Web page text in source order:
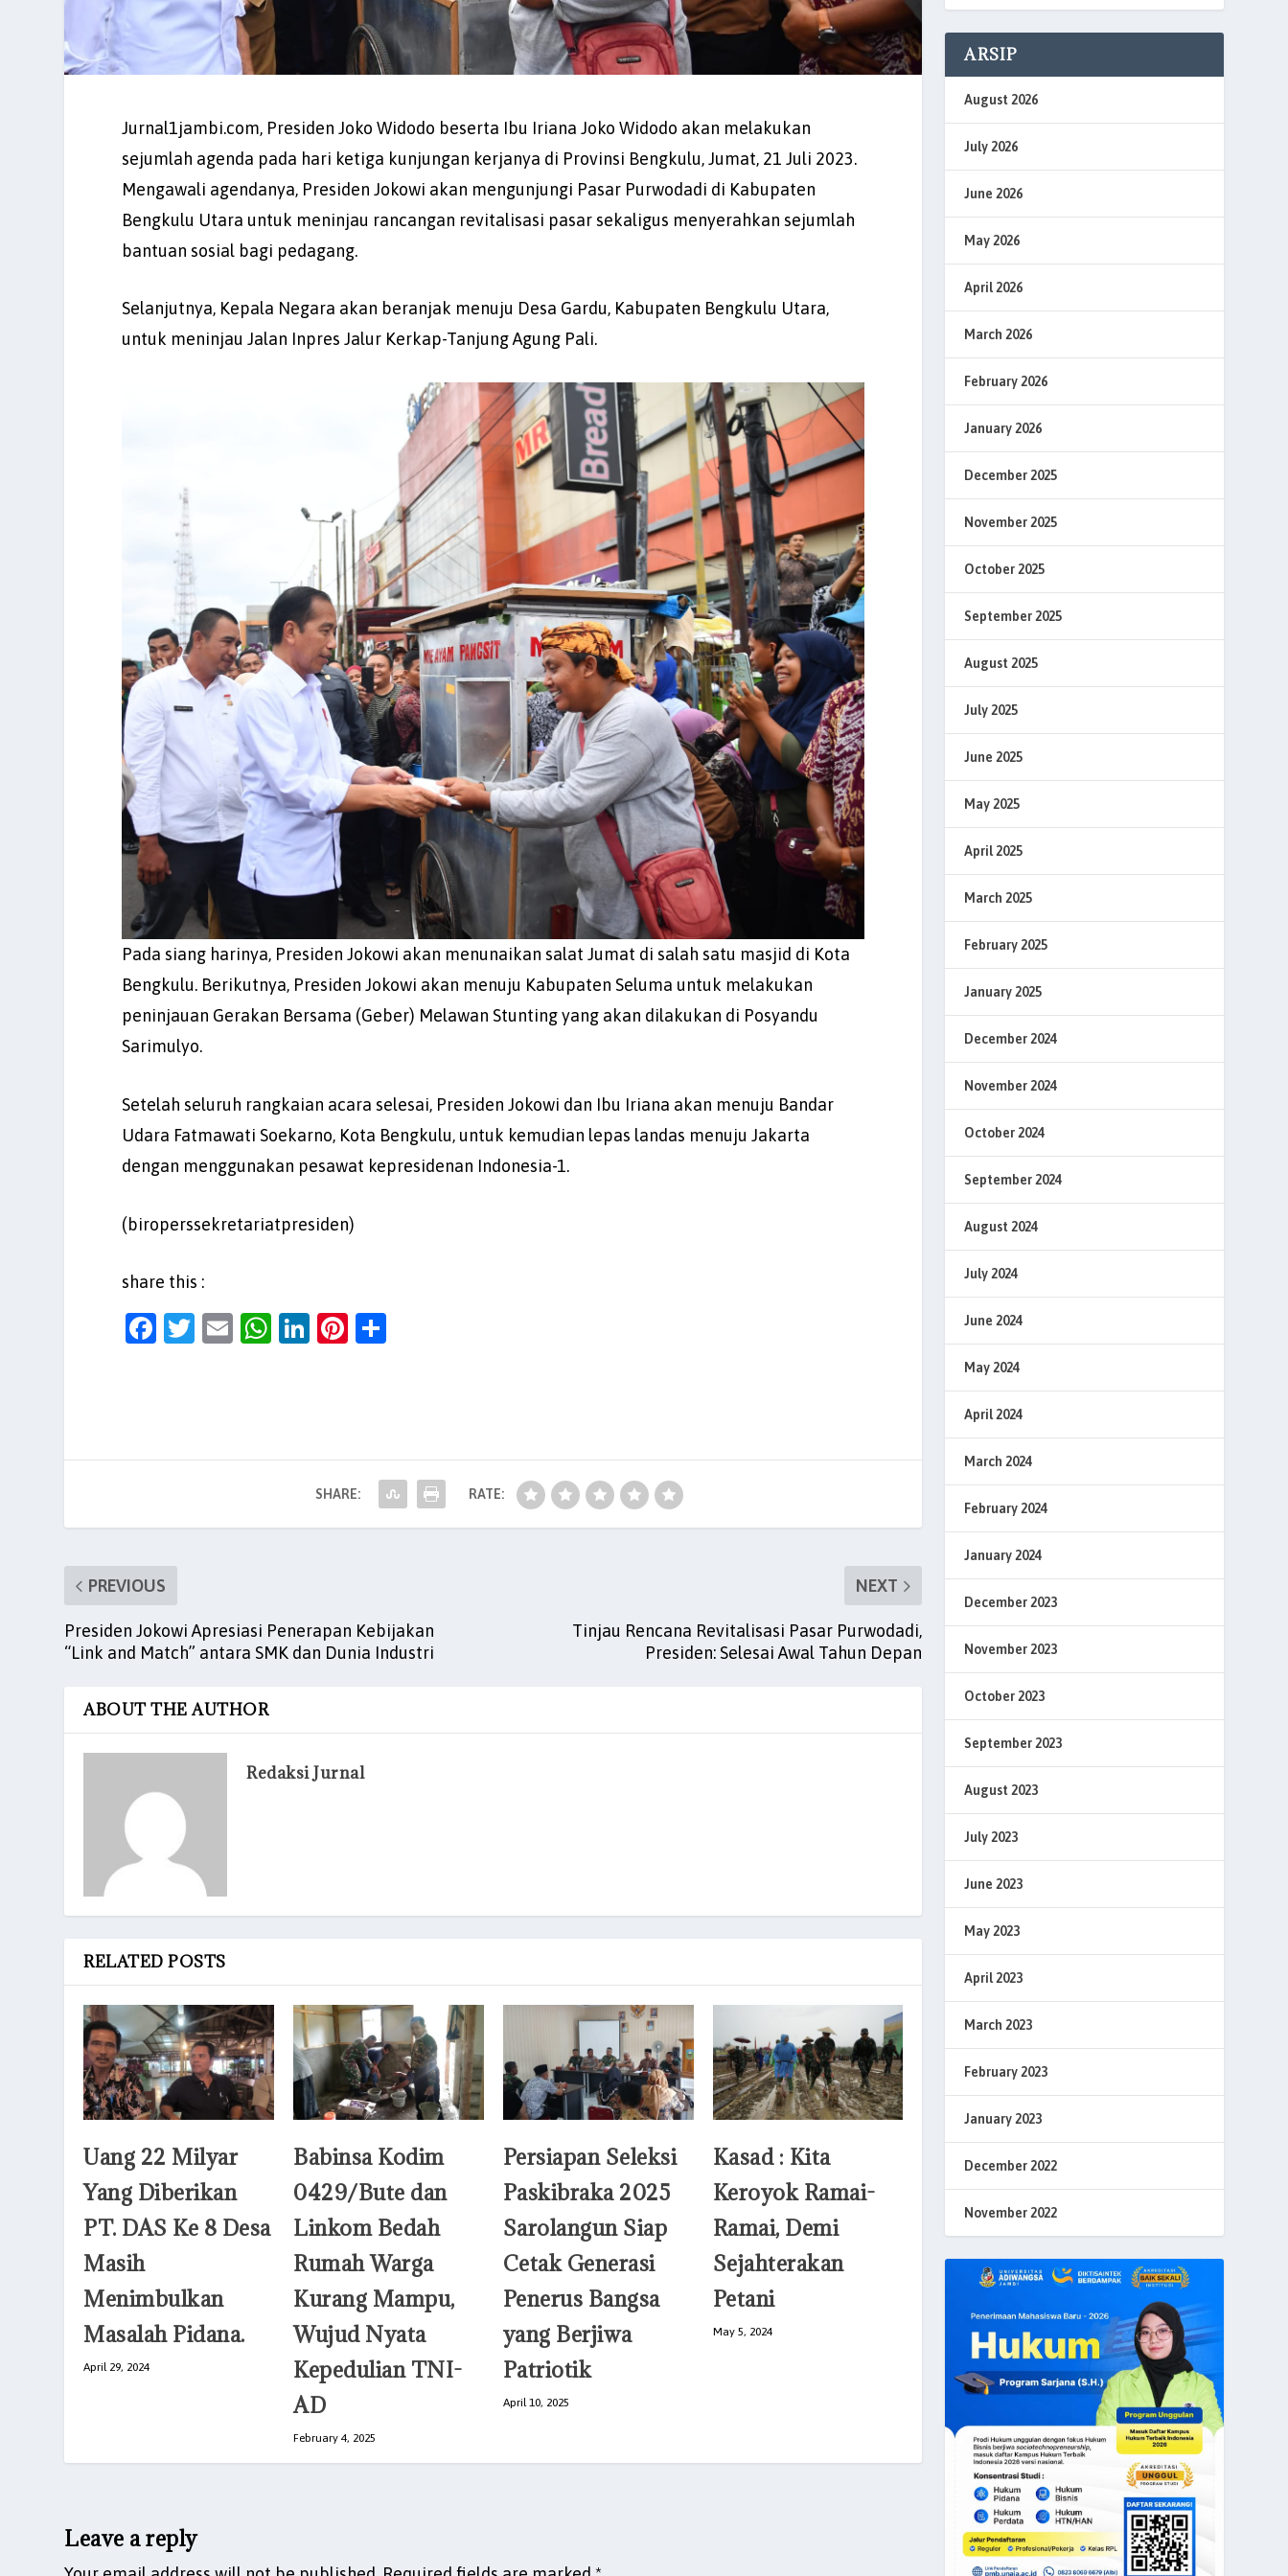
Jurnal1jambi.com, Presiden Joko Widodo beserta Ibu Iriana Joko Widodo akan melakukan
sejumlah agenda pada hari ketiga kunjungan kerjanya di Provinsi Bengkulu, Jumat, 21 Juli 2023.
Mengawali agendanya, Presiden Jokowi akan mengunjungi Pasar Purwodadi di Kabupaten
Bengkulu Utara untuk meninjau rancangan revitalisasi pasar sekaligus menyerahkan sejumlah
bantuan sosial bagi pedagang.
Selanjutnya, Kepala Negara akan beranjak menuju Desa Gardu, Kabupaten Bengkulu Utara,
untuk meninjau Jalan Inpres Jalur Kerkap-Tanjung Agung Pali.
Pada siang harinya, Presiden Jokowi akan menunaikan salat Jumat di salah satu masjid di Kota
Bengkulu. Berikutnya, Presiden Jokowi akan menuju Kabupaten Seluma untuk melakukan
peninjauan Gerakan Bersama (Geber) Melawan Stunting yang akan dilakukan di Posyandu
Sarimulyo.
Setelah seluruh rangkaian acara selesai, Presiden Jokowi dan Ibu Iriana akan menuju Bandar
Udara Fatmawati Soekarno, Kota Bengkulu, untuk kemudian lepas landas menuju Jakarta
dengan menggunakan pesawat kepresidenan Indonesia-1.
(biroperssekretariatpresiden)
share this :
F
b
T
E
W
A
Li
dI
n
Pi
t
SHARE: RATE:
PREVIOUS
Presiden Jokowi Apresiasi Penerapan Kebijakan
“Link and Match” antara SMK dan Dunia Industri
NEXT
Tinjau Rencana Revitalisasi Pasar Purwodadi,
Presiden: Selesai Awal Tahun Depan
ABOUT THE AUTHOR
Redaksi Jurnal
RELATED POSTS
Uang 22 Milyar
Yang Diberikan
PT. DAS Ke 8 Desa
Masih
Menimbulkan
Masalah Pidana.
April 29, 2024
Babinsa Kodim
0429/Bute dan
Linkom Bedah
Rumah Warga
Kurang Mampu,
Wujud Nyata
Kepedulian TNI-
AD
February 4, 2025
Persiapan Seleksi
Paskibraka 2025
Sarolangun Siap
Cetak Generasi
Penerus Bangsa
yang Berjiwa
Patriotik
April 10, 2025
Kasad : Kita
Keroyok Ramai-
Ramai, Demi
Sejahterakan
Petani
May 5, 2024
Leave a reply
ARSIP
August 2026
July 2026
June 2026
May 2026
April 2026
March 2026
February 2026
January 2026
December 2025
November 2025
October 2025
September 2025
August 2025
July 2025
June 2025
May 2025
April 2025
March 2025
February 2025
January 2025
December 2024
November 2024
October 2024
September 2024
August 2024
July 2024
June 2024
May 2024
April 2024
March 2024
February 2024
January 2024
December 2023
November 2023
October 2023
September 2023
August 2023
July 2023
June 2023
May 2023
April 2023
March 2023
February 2023
January 2023
December 2022
November 2022